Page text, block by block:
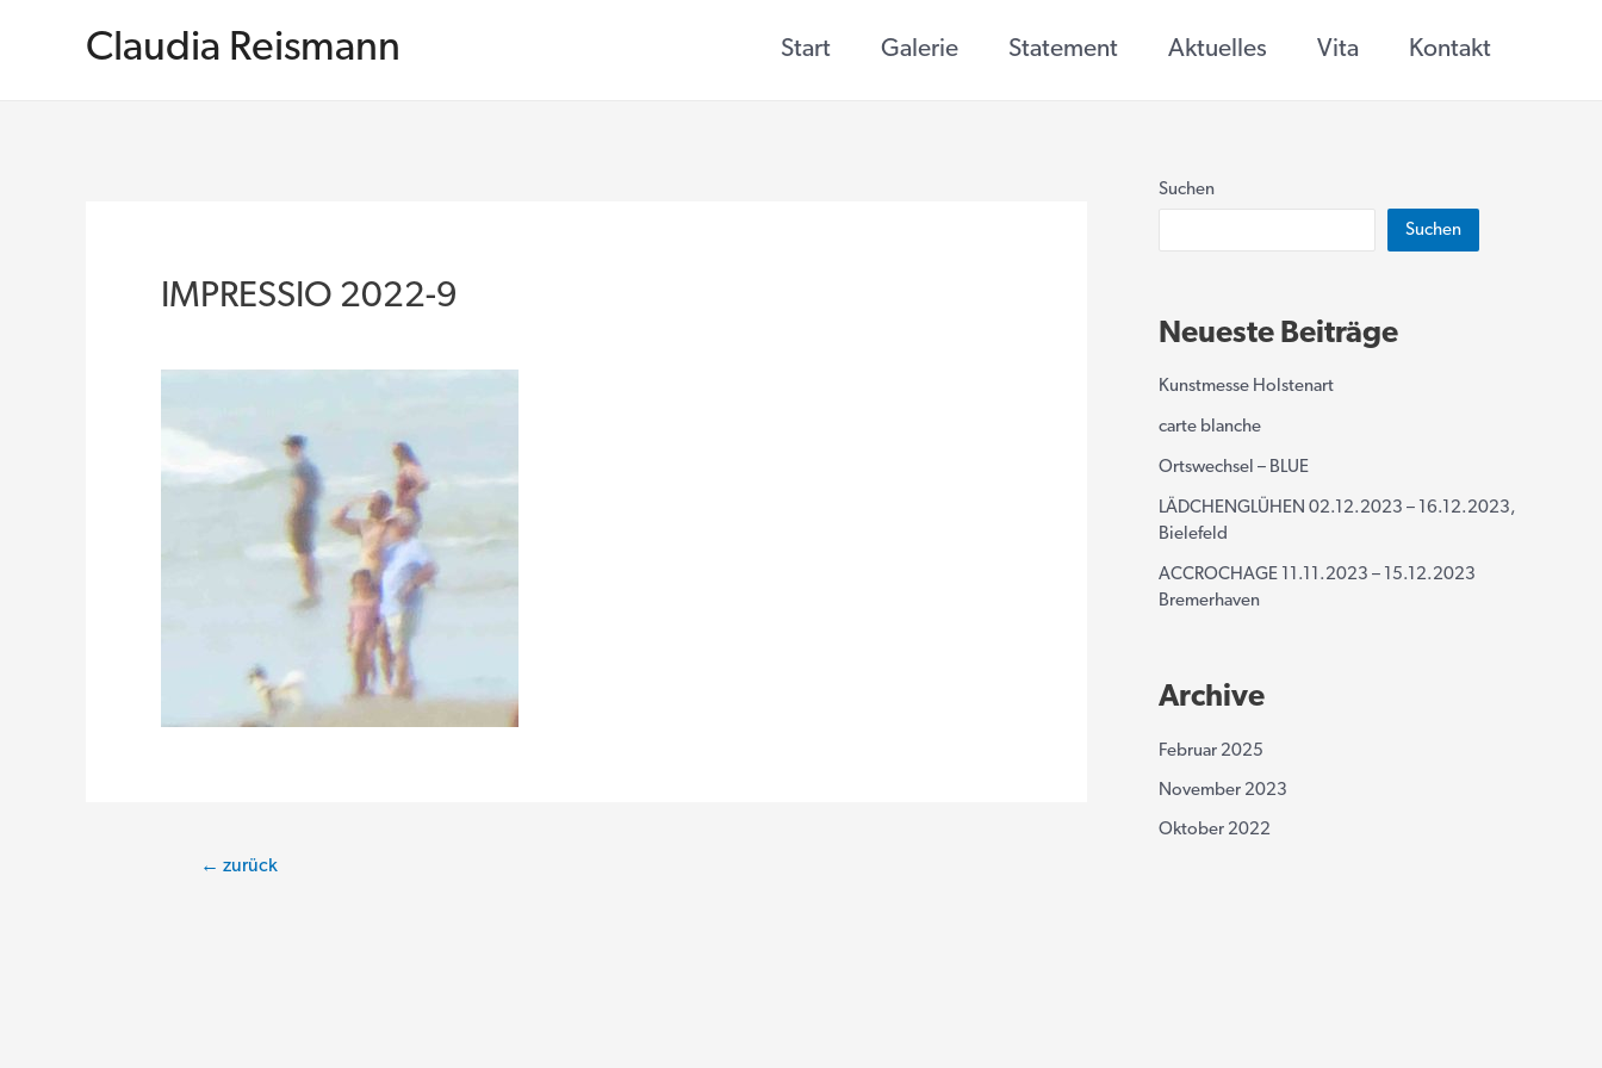
springenClaudia Reismann Start Galerie Statement Aktuelles Vita Kontakt
IMPRESSIO 2022-9
Beitragsnavigation
← zurück
Suchen
Suchen
Neueste Beiträge
Kunstmesse Holstenart
carte blanche
Ortswechsel – BLUE
LÄDCHENGLÜHEN 02.12.2023 – 16.12.2023,
Bielefeld
ACCROCHAGE 11.11.2023 – 15.12.2023
Bremerhaven
Archive
Februar 2025
November 2023
Oktober 2022